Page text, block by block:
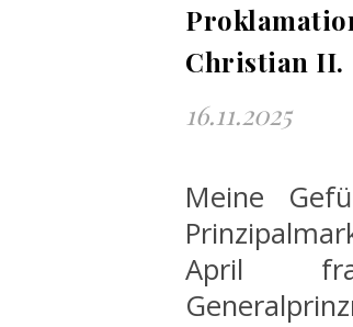
Christian II.
16.11.2025
Meine
April